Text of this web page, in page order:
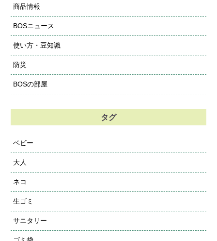
商品情報
BOSニュース
使い方・豆知識
防災
BOSの部屋
タグ
ベビー
大人
ネコ
生ゴミ
サニタリー